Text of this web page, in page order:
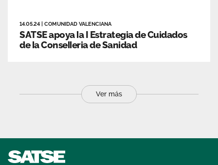
14.05.24 COMUNIDAD VALENCIANA
SATSE apoya la I Estrategia de Cuidados
de la Conselleria de Sanidad
Ver más